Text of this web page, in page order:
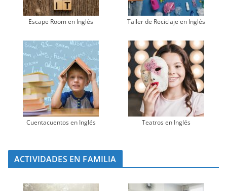
Escape Room en Inglés Taller de Reciclaje en Inglés
Cuentacuentos en Inglés Teatros en Inglés
ACTIVIDADES EN FAMILIA